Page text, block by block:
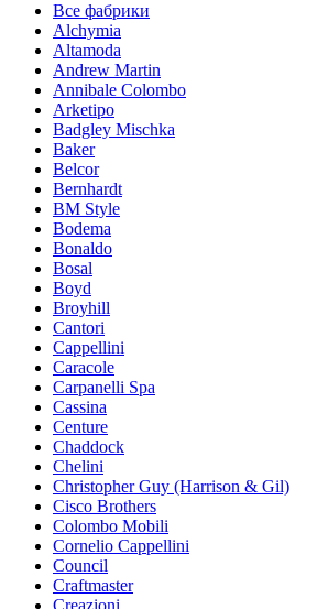
Все фабрики
Alchymia
Altamoda
Andrew Martin
Annibale Colombo
Arketipo
Badgley Mischka
Baker
Belcor
Bernhardt
BM Style
Bodema
Bonaldo
Bosal
Boyd
Broyhill
Cantori
Cappellini
Caracole
Carpanelli Spa
Cassina
Centure
Chaddock
Chelini
Christopher Guy (Harrison & Gil)
Cisco Brothers
Colombo Mobili
Cornelio Cappellini
Council
Craftmaster